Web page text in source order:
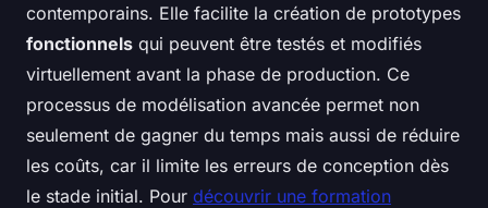
contemporains. Elle facilite la création de prototypes
fonctionnels qui peuvent être testés et modifiés
virtuellement avant la phase de production. Ce
processus de modélisation avancée permet non
seulement de gagner du temps mais aussi de réduire
les coûts, car il limite les erreurs de conception dès
le stade initial. Pour découvrir une formation